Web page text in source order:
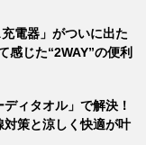
電器」がついに出た
感じた“2WAY”の便利
ィタオル」で解決！
策と涼しく快適が叶